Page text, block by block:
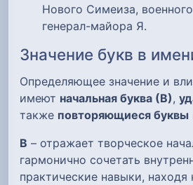
Нового Симеиза,
генерал-майора Я.
Значение букв в
Определяющее значение и
имеют начальная буква (В),
также повторяющиеся буквы
В – отражает творческое
гармонично сочетать
практические навыки, находя